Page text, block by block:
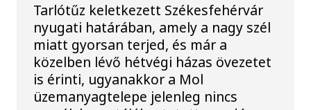
Tarlótűz keletkezett Székesfehérvár
nyugati határában, amely a nagy szél
miatt gyorsan terjed, és már a
közelben lévő hétvégi házas övezetet
is érinti, ugyanakkor a Mol
üzemanyagtelepe jelenleg nincs